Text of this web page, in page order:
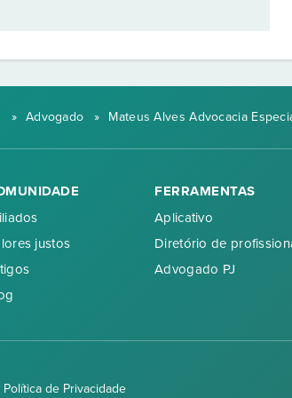
» Advogado » Mateus Alves Advocacia
justos
FERRAMENTAS
Aplicativo
Diretório de
Advogado PJ
Política de Privacidade